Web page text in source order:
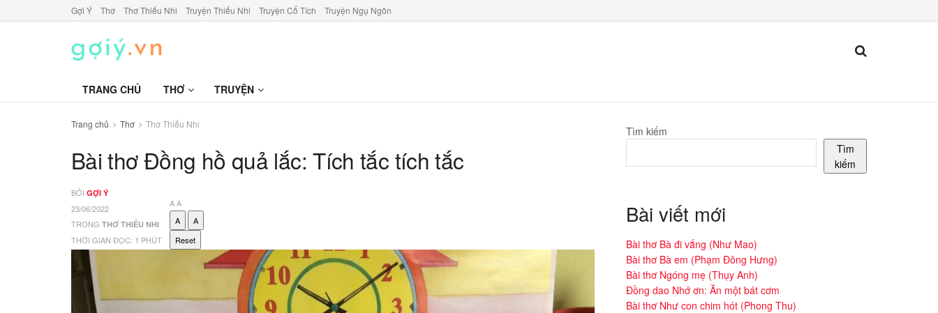
Gợi Ý Thơ Thơ Thiếu Nhi Truyện Thiếu Nhi Truyện Cổ Tích Truyện Ngụ Ngôn
TRANG CHỦ THƠ TRUYỆN
Trang chủ Thơ Thơ Thiếu Nhi
Bài thơ Đồng hồ quả lắc: Tích tắc tích tắc
BỞI GỢI Ý
23/06/2022
TRONG THƠ THIẾU NHI
THỜI GIAN ĐỌC: 1 PHÚT
AA
A
A
Reset
Tìm kiếm
Tìm
kiếm
Bài viết mới
Bài thơ Bà đi vắng (Như Mao)
Bài thơ Bà em (Phạm Đông Hưng)
Bài thơ Ngóng mẹ (Thụy Anh)
Đồng dao Nhớ ơn: Ăn một bát cơm
Bài thơ Như con chim hót (Phong Thu)